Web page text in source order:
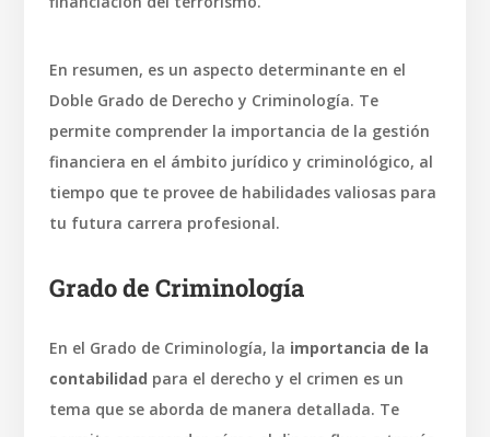
En resumen, es un aspecto determinante en el
Doble Grado de Derecho y Criminología. Te
permite comprender la importancia de la gestión
financiera en el ámbito jurídico y criminológico, al
tiempo que te provee de habilidades valiosas para
tu futura carrera profesional.
Grado de Criminología
En el Grado de Criminología, la importancia de la
contabilidad para el derecho y el crimen es un
tema que se aborda de manera detallada. Te